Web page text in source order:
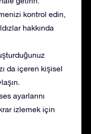
kontrol edin,
hakkında
da içeren kişisel
ayarlarını
izlemek için